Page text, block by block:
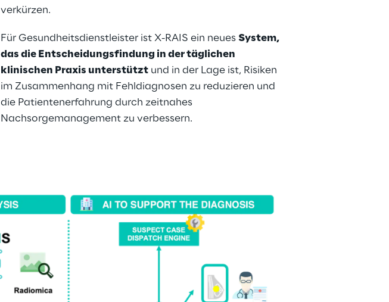
verkürzen.
Für Gesundheitsdienstleister ist X-RAIS ein neues System,
das die Entscheidungsfindung in der täglichen
klinischen Praxis unterstützt und in der Lage ist, Risiken
im Zusammenhang mit Fehldiagnosen zu reduzieren und
die Patientenerfahrung durch zeitnahes
Nachsorgemanagement zu verbessern.